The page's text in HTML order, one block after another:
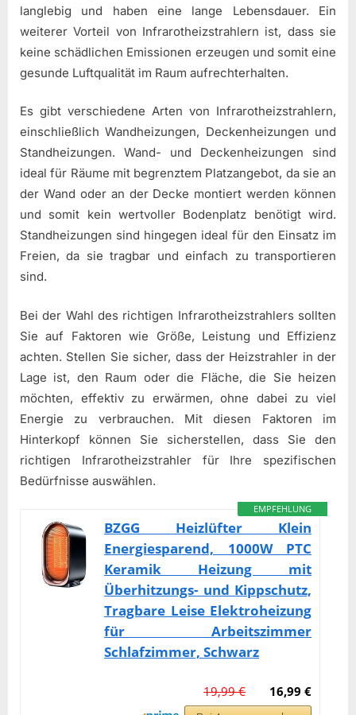
langlebig und haben eine lange Lebensdauer. Ein
weiterer Vorteil von Infrarotheizstrahlern ist, dass sie
keine schädlichen Emissionen erzeugen und somit eine
gesunde Luftqualität im Raum aufrechterhalten.
Es gibt verschiedene Arten von Infrarotheizstrahlern,
einschließlich Wandheizungen, Deckenheizungen und
Standheizungen. Wand- und Deckenheizungen sind
ideal für Räume mit begrenztem Platzangebot, da sie an
der Wand oder an der Decke montiert werden können
und somit kein wertvoller Bodenplatz benötigt wird.
Standheizungen sind hingegen ideal für den Einsatz im
Freien, da sie tragbar und einfach zu transportieren
sind.
Bei der Wahl des richtigen Infrarotheizstrahlers sollten
Sie auf Faktoren wie Größe, Leistung und Effizienz
achten. Stellen Sie sicher, dass der Heizstrahler in der
Lage ist, den Raum oder die Fläche, die Sie heizen
möchten, effektiv zu erwärmen, ohne dabei zu viel
Energie zu verbrauchen. Mit diesen Faktoren im
Hinterkopf können Sie sicherstellen, dass Sie den
richtigen Infrarotheizstrahler für Ihre spezifischen
Bedürfnisse auswählen.
EMPFEHLUNG
BZGG Heizlüfter Klein
Energiesparend, 1000W PTC
Keramik Heizung mit
Überhitzungs- und Kippschutz,
Tragbare Leise Elektroheizung
für Arbeitszimmer
Schlafzimmer, Schwarz
16,99 €
19,99 €